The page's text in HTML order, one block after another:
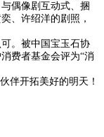
偶像剧互动式、捆
、许绍洋的剧照，
。被中国宝玉石协
费者基金会评为“消
开拓美好的明天！